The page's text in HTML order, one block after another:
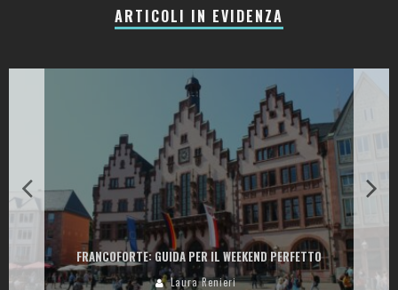
ARTICOLI IN EVIDENZA
FRANCOFORTE: GUIDA PER IL WEEKEND PERFETTO
Laura Renieri